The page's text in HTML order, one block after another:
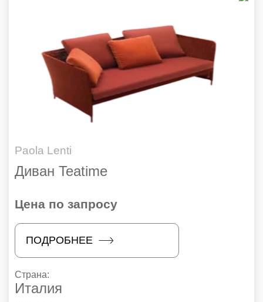
Paola Lenti
Диван Teatime
Цена по запросу
ПОДРОБНЕЕ
Страна:
Италия